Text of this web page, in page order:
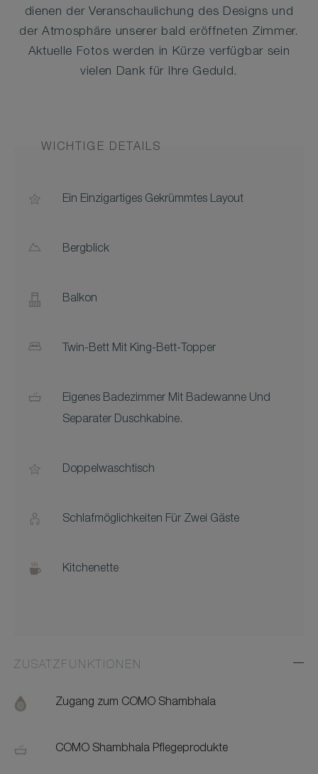
dienen der Veranschaulichung des Designs und
der Atmosphäre unserer bald eröffneten Zimmer.
Aktuelle Fotos werden in Kürze verfügbar sein
vielen Dank für Ihre Geduld.
WICHTIGE DETAILS
Ein Einzigartiges Gekrümmtes Layout
Bergblick
Balkon
Twin-Bett Mit King-Bett-Topper
Eigenes Badezimmer Mit Badewanne Und
Separater Duschkabine.
Doppelwaschtisch
Schlafmöglichkeiten Für Zwei Gäste
Kitchenette
ZUSATZFUNKTIONEN
Zugang zum COMO Shambhala
COMO Shambhala Pflegeprodukte